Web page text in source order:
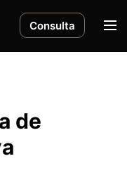
Consulta
M
de